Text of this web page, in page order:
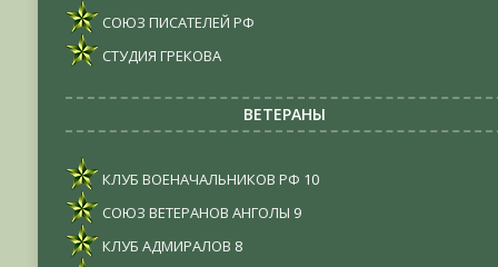
СОЮЗ ПИСАТЕЛЕЙ РФ
СТУДИЯ ГРЕКОВА
ВЕТЕРАНЫ
КЛУБ ВОЕНАЧАЛЬНИКОВ РФ 10
СОЮЗ ВЕТЕРАНОВ АНГОЛЫ 9
КЛУБ АДМИРАЛОВ 8